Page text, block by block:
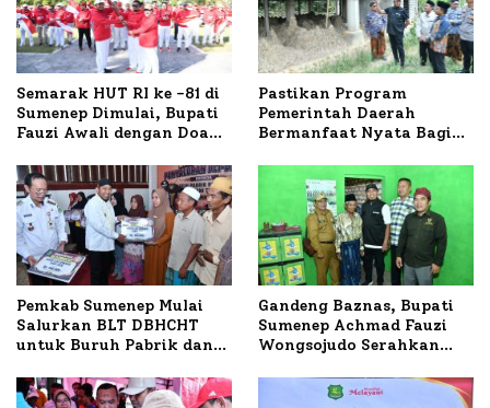
Semarak HUT RI ke -81 di
Sumenep Dimulai, Bupati
Fauzi Awali dengan Doa
Terbakar
Pastikan Program
Pemerintah Daerah
Bermanfaat Nyata Bagi
Sumenep Tinjau Langsung
Budidaya Lele dan Ayam
Petelur di Desa Bataal
Timur
Pemkab Sumenep Mulai
Salurkan BLT DBHCHT
untuk Buruh Pabrik dan
Gandeng Baznas, Bupati
Sumenep Achmad Fauzi
Wongsojudo Serahkan
Dua Kecamatan